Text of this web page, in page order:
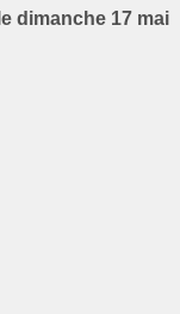
dimanche 17 mai